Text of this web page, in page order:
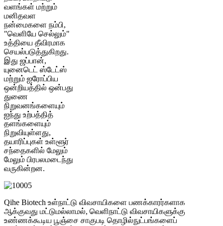
வளங்கள் மற்றும்
மனிதவள
நன்மைகளை நம்பி,
"வெளியே செல்லும்"
உத்தியை தீவிரமாக
செயல்படுத்துகிறது.
இது ஜப்பான்,
யுனைடெட் ஸ்டேட்ஸ்
மற்றும் ஐரோப்பிய
ஒன்றியத்தில் ஒன்பது
துணை
நிறுவனங்களையும்
ஐந்து உற்பத்தித்
தளங்களையும்
நிறுவியுள்ளது,
தயாரிப்புகள் உள்ளூர்
சந்தைகளில் மேலும்
மேலும் பிரபலமடைந்து
வருகின்றன.
Qihe Biotech உள்நாட்டு விவசாயிகளை பணக்காரர்களாக
ஆக்குவது மட்டுமல்லாமல், வெளிநாட்டு விவசாயிகளுக்கு
உண்ணக்கூடிய பூஞ்சை சாகுபடி தொழில்நுட்பங்களைப்